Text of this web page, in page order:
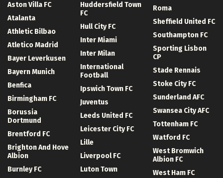
Aston Villa FC
Atalanta
Athletic Bilbao
Atletico Madrid
Bayer Leverkusen
Bayern Munich
Benfica
Birmingham FC
Borussia
Dortmund
Brentford FC
Brighton And Hove
Albion
Burnley FC
Huddersfield Town
FC
Hull City FC
Inter Miami
Inter Milan
International
Football
Ipswich Town FC
Juventus
Leeds United FC
Leicester City FC
Lille
Liverpool FC
Luton Town
Roma
Sheffield United FC
Southampton FC
Sporting Lisbon
CP
Stade Rennais
Stoke City FC
Sunderland AFC
Swansea City AFC
Tottenham FC
Watford FC
West Bromwich
Albion FC
West Ham FC